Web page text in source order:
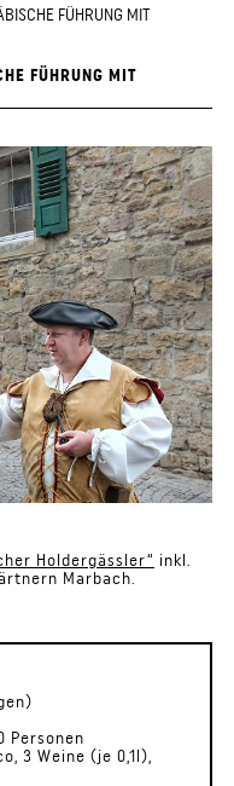
FÜHRUNG MIT
FÜHRUNG MIT
Holdergässler“ inkl.
Marbach.
Personen
3 Weine (je 0,1l),